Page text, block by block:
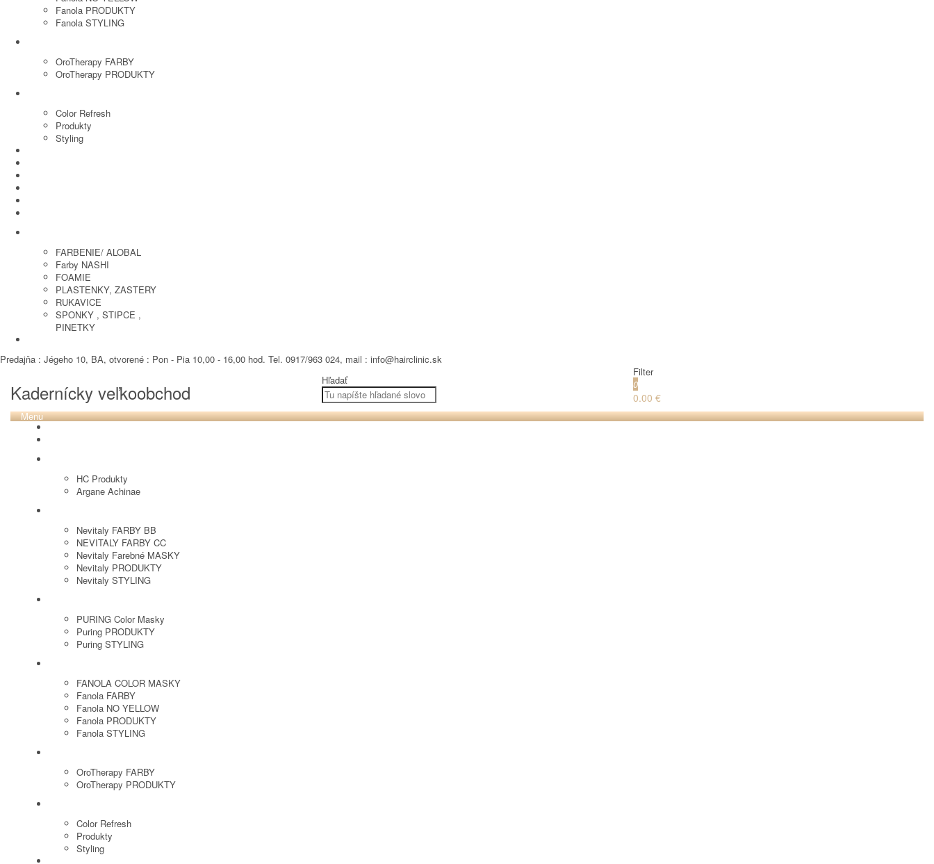
Fanola PRODUKTY
Fanola STYLING
OroTherapy FARBY
OroTherapy PRODUKTY
Color Refresh
Produkty
Styling
FARBENIE/ ALOBAL
Farby NASHI
FOAMIE
PLASTENKY, ZASTERY
RUKAVICE
SPONKY , STIPCE ,
PINETKY
Predajňa : Jégeho 10, BA, otvorené : Pon - Pia 10,00 - 16,00 hod. Tel. 0917/963 024, mail : info@hairclinic.sk
Kadernícky veľkoobchod Hľadať
Filter
0
0.00 €
Menu
HC Produkty
Argane Achinae
Nevitaly FARBY BB
NEVITALY FARBY CC
Nevitaly Farebné MASKY
Nevitaly PRODUKTY
Nevitaly STYLING
PURING Color Masky
Puring PRODUKTY
Puring STYLING
FANOLA COLOR MASKY
Fanola FARBY
Fanola NO YELLOW
Fanola PRODUKTY
Fanola STYLING
OroTherapy FARBY
OroTherapy PRODUKTY
Color Refresh
Produkty
Styling